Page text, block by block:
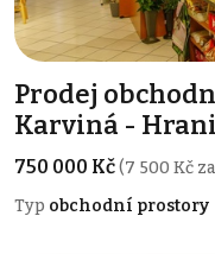
Prodej
Karviná -
750 000 Kč(7 500 Kč
Typ obchodní prostory